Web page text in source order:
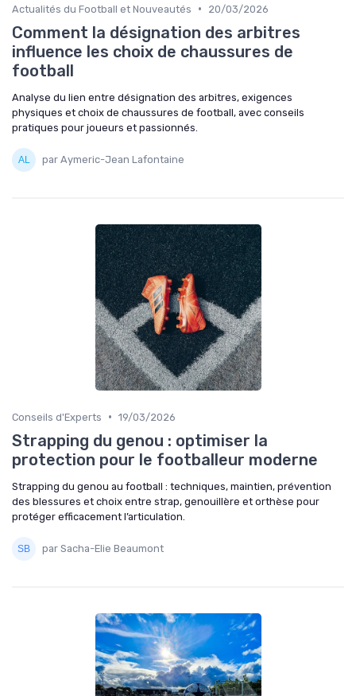
Actualités du Football et Nouveautés • 20/03/2026
Comment la désignation des arbitres
influence les choix de chaussures de
football
Analyse du lien entre désignation des arbitres, exigences
physiques et choix de chaussures de football, avec conseils
pratiques pour joueurs et passionnés.
par Aymeric-Jean Lafontaine
Conseils d'Experts • 19/03/2026
Strapping du genou : optimiser la
protection pour le footballeur moderne
Strapping du genou au football : techniques, maintien, prévention
des blessures et choix entre strap, genouillère et orthèse pour
protéger efficacement l’articulation.
par Sacha-Elie Beaumont